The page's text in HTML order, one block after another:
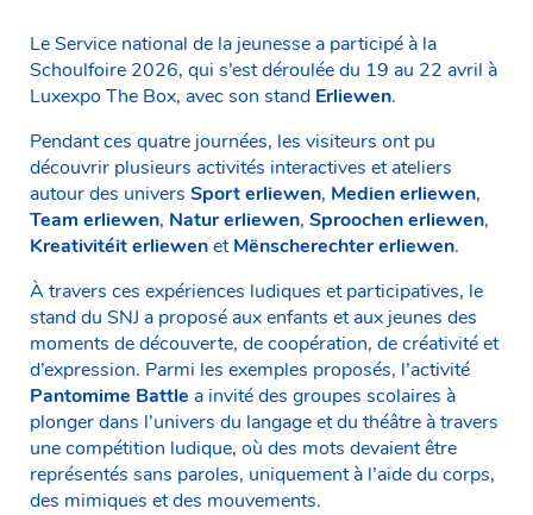
Le Service national de la jeunesse a participé à la
Schoulfoire 2026, qui s’est déroulée du 19 au 22 avril à
Luxexpo The Box, avec son stand Erliewen.
Pendant ces quatre journées, les visiteurs ont pu
découvrir plusieurs activités interactives et ateliers
autour des univers Sport erliewen, Medien erliewen,
Team erliewen, Natur erliewen, Sproochen erliewen,
Kreativitéit erliewenetMënscherechter erliewen.
À travers ces expériences ludiques et participatives, le
stand du SNJ a proposé aux enfants et aux jeunes des
moments de découverte, de coopération, de créativité et
d’expression. Parmi les exemples proposés, l’activité
Pantomime Battle a invité des groupes scolaires à
plonger dans l’univers du langage et du théâtre à travers
une compétition ludique, où des mots devaient être
représentés sans paroles, uniquement à l’aide du corps,
des mimiques et des mouvements.